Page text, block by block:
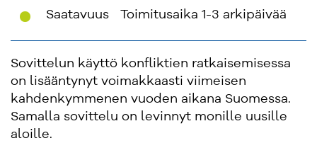
Saatavuus
Toimitusaika 1-3 arkipäivää
Sovittelun käyttö konfliktien ratkaisemisessa
on lisääntynyt voimakkaasti viimeisen
kahdenkymmenen vuoden aikana Suomessa.
Samalla sovittelu on levinnyt monille uusille
aloille.